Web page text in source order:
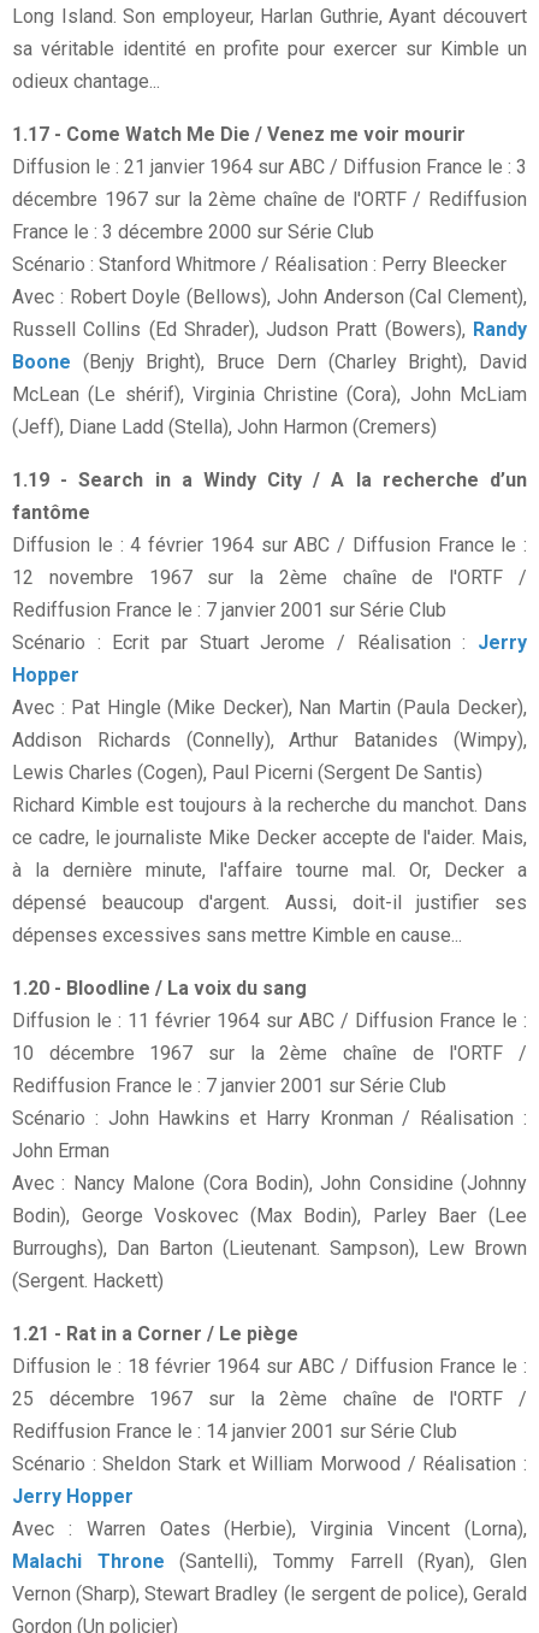
Long Island. Son employeur, Harlan Guthrie, Ayant découvert
sa véritable identité en profite pour exercer sur Kimble un
odieux chantage...
1.17 - Come Watch Me Die / Venez me voir mourir
Diffusion le : 21 janvier 1964 sur ABC / Diffusion France le : 3
décembre 1967 sur la 2ème chaîne de l'ORTF / Rediffusion
France le : 3 décembre 2000 sur Série Club
Scénario : Stanford Whitmore / Réalisation : Perry Bleecker
Avec : Robert Doyle (Bellows), John Anderson (Cal Clement),
Russell Collins (Ed Shrader), Judson Pratt (Bowers), Randy
Boone (Benjy Bright), Bruce Dern (Charley Bright), David
McLean (Le shérif), Virginia Christine (Cora), John McLiam
(Jeff), Diane Ladd (Stella), John Harmon (Cremers)
1.19 - Search in a Windy City / A la recherche d’un
fantôme
Diffusion le : 4 février 1964 sur ABC / Diffusion France le :
12 novembre 1967 sur la 2ème chaîne de l'ORTF /
Rediffusion France le : 7 janvier 2001 sur Série Club
Scénario : Ecrit par Stuart Jerome / Réalisation : Jerry
Hopper
Avec : Pat Hingle (Mike Decker), Nan Martin (Paula Decker),
Addison Richards (Connelly), Arthur Batanides (Wimpy),
Lewis Charles (Cogen), Paul Picerni (Sergent De Santis)
Richard Kimble est toujours à la recherche du manchot. Dans
ce cadre, le journaliste Mike Decker accepte de l'aider. Mais,
à la dernière minute, l'affaire tourne mal. Or, Decker a
dépensé beaucoup d'argent. Aussi, doit-il justifier ses
dépenses excessives sans mettre Kimble en cause...
1.20 - Bloodline / La voix du sang
Diffusion le : 11 février 1964 sur ABC / Diffusion France le :
10 décembre 1967 sur la 2ème chaîne de l'ORTF /
Rediffusion France le : 7 janvier 2001 sur Série Club
Scénario : John Hawkins et Harry Kronman / Réalisation :
John Erman
Avec : Nancy Malone (Cora Bodin), John Considine (Johnny
Bodin), George Voskovec (Max Bodin), Parley Baer (Lee
Burroughs), Dan Barton (Lieutenant. Sampson), Lew Brown
(Sergent. Hackett)
1.21 - Rat in a Corner / Le piège
Diffusion le : 18 février 1964 sur ABC / Diffusion France le :
25 décembre 1967 sur la 2ème chaîne de l'ORTF /
Rediffusion France le : 14 janvier 2001 sur Série Club
Scénario : Sheldon Stark et William Morwood / Réalisation :
Jerry Hopper
Avec : Warren Oates (Herbie), Virginia Vincent (Lorna),
Malachi Throne (Santelli), Tommy Farrell (Ryan), Glen
Vernon (Sharp), Stewart Bradley (le sergent de police), Gerald
Gordon (Un policier)